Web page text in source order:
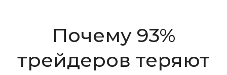
Почему 93%
трейдеров теряют